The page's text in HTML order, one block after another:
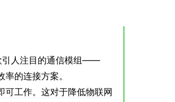
引人注目的通信模组——
的连接方案。
工作。这对于降低物联网